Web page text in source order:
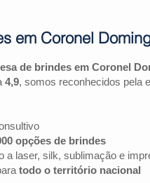
de brindes em Coronel
4,9, somos reconhecidos pela
opções de brindes
a laser, silk, sublimação e
todo o território nacional
em Coronel